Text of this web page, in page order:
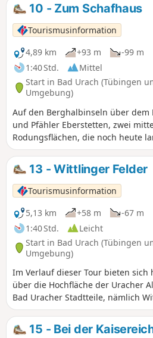
10 - Zum Schafhaus
Tourismusinformation
4,89 km
+93 m
-99 m
1:40 Std.
Mittel
Start in Bad Urach (Tübingen
Umgebung)
Auf den Berghalbinseln über dem
und Pfähler Eberstetten, zwei
Rodungsflächen, die noch heute
Schafweide genutzt werden.
abwechslungsreiche
Feld- und Waldwegen. Ungefähr
verläuft im schattigen Hochwald.
sind mäßig.
13 - Wittlinger Felder
Tourismusinformation
5,13 km
+58 m
-67 m
1:40 Std.
Leicht
Start in Bad Urach (Tübingen
Umgebung)
Im Verlauf dieser Tour bieten sich
über die Hochfläche der Uracher
Bad Uracher Stadtteile, nämlich
Sirchingen.
15 - Bei der